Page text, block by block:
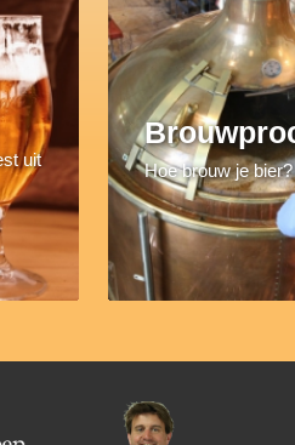
uit
Hoe brouw je bier?